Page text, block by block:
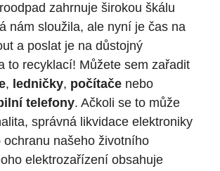
zahrnuje širokou škálu
nám sloužila, ale nyní je čas na
a poslat je na důstojný
to recyklací! Můžete sem zařadit
, ledničky, počítače nebo
telefony. Ačkoli se to může
správná likvidace elektroniky
ochranu našeho životního
elektrozařízení obsahuje